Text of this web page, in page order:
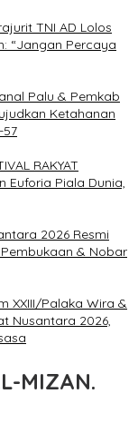
TNI AD Lolos
“Jangan Percaya
Palu & Pemkab
Ketahanan
RAKYAT
Euforia Piala Dunia,
2026 Resmi
& Nobar
XXIII/Palaka Wira &
Nusantara 2026,
MIZAN.